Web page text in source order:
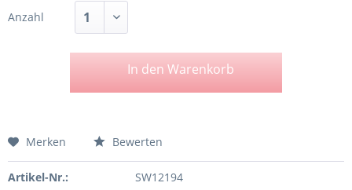
Anzahl
In den Warenkorb
Merken Bewerten
Artikel-Nr.:
SW12194